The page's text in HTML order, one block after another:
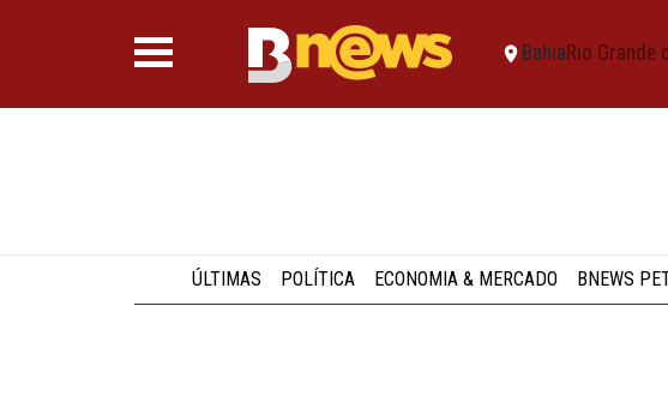
BahiaRio Grande
ÚLTIMAS POLÍTICA ECONOMIA & MERCADO BNEWS